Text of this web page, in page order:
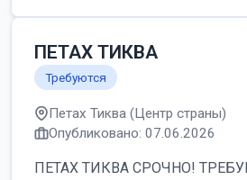
ПЕТАХ ТИКВА
Требуются
Петах Тиква (Центр страны)
Опубликовано: 07.06.2026
ПЕТАХ ТИКВА СРОЧНО!